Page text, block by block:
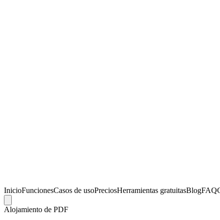
InicioFuncionesCasos de usoPreciosHerramientas gratuitasBlogFAQ
Alojamiento de PDF